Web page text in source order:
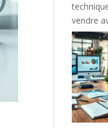
vendre